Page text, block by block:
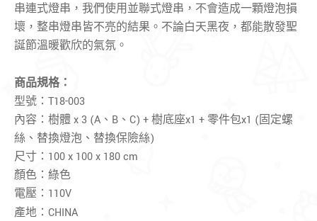
串連式燈串，我們使用並聯式燈串， 不會造成一顆燈泡損
壞，整串燈串皆不亮的結果。 不論白天黑夜，都能散發聖
誕節溫暖歡欣的氣氛。
商品規格 ：
型號：T18-003
內容：樹體 x 3 (A、B、C) + 樹底座x1 + 零件包x1 (固定螺
絲、替換燈泡、替換保險絲)
尺寸：100 x 100 x 180 cm
顏色：綠色
電壓：110V
產地：CHINA